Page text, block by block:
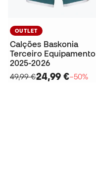
OUTLET
Calções Baskonia
Terceiro Equipamento
2025-2026
49,99 €24,99 €−50%